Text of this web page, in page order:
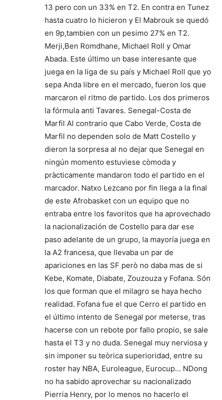
13 pero con un 33% en T2. En contra en Tunez
hasta cuatro lo hicieron y El Mabrouk se quedó
en 9p,tambien con un pesimo 27% en T2.
Merji,Ben Romdhane, Michael Roll y Omar
Abada. Este último un base interesante que
juega en la liga de su país y Michael Roll que yo
sepa Anda libre en el mercado, fueron los que
marcaron el ritmo de partido. Los dos primeros
la fórmula anti Tavares. Senegal-Costa de
Marfil Al contrario que Cabo Verde, Costa de
Marfil no dependen solo de Matt Costello y
dieron la sorpresa al no dejar que Senegal en
ningún momento estuviese còmoda y
pràcticamente mandaron todo el partido en el
marcador. Natxo Lezcano por fin llega a la final
de este Afrobasket con un equipo que no
entraba entre los favoritos que ha aprovechado
la nacionalización de Costello para dar ese
paso adelante de un grupo, la mayoría juega en
la A2 francesa, que llevaba un par de
apariciones en las SF però no daba mas de si
Kebe, Komate, Diabate, Zouzouza y Fofana. Són
los que forman que el milagro se haya hecho
realidad. Fofana fue el que Cerro el partido en
el último intento de Senegal por meterse, tras
hacerse con un rebote por fallo propio, se sale
hasta el T3 y no duda. Senegal muy nerviosa y
sin imponer su teòrica superioridad, entre su
roster hay NBA, Euroleague, Eurocup… NDong
no ha sabido aprovechar su nacionalizado
Pierria Henry, por lo menos no hacerlo el